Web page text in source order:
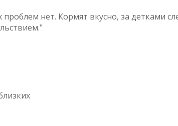
нет. Кормят вкусно, за детками